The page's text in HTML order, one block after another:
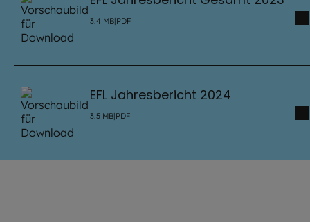
3.4 MB|PDF
EFL Jahresbericht 2024
3.5 MB|PDF